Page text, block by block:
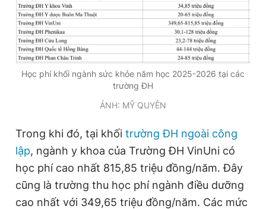
Học phí khối ngành sức khỏe năm học 2025-2026 tại các
trường ĐH
ẢNH: MỸ QUYÊN
Trong khi đó, tại khối trường ĐH ngoài công
lập, ngành y khoa của Trường ĐH VinUni có
học phí cao nhất 815,85 triệu đồng/năm. Đây
cũng là trường thu học phí ngành điều dưỡng
cao nhất với 349,65 triệu đồng/năm. Các mức